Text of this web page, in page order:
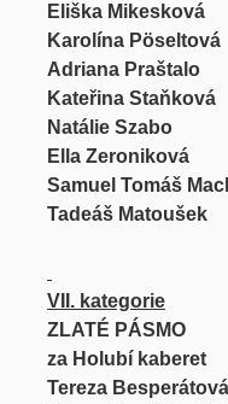
Eliška Mikesková
Karolína Pöseltová
Adriana Praštalo
Kateřina Staňková
Natálie Szabo
Ella Zeroniková
Samuel Tomáš
Tadeáš Matoušek
VII. kategorie
ZLATÉ PÁSMO
za Holubí kaberet
Tereza